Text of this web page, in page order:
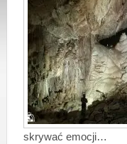
skrywać emocji…